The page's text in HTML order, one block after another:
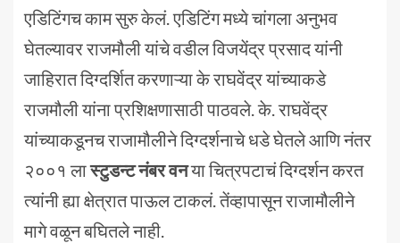
एडिटिंगच काम सुरु केलं. एडिटिंग मध्ये चांगला अनुभव
घेतल्यावर राजमौली यांचे वडील विजयेंद्र प्रसाद यांनी
जाहिरात दिग्दर्शित करणाऱ्या के राघवेंद्र यांच्याकडे
राजमौली यांना प्रशिक्षणासाठी पाठवले. के. राघवेंद्र
यांच्याकडूनच राजामौलीने दिग्दर्शनाचे धडे घेतले आणि नंतर
२००१ लास्टुडन्ट नंबर वनया चित्रपटाचं दिग्दर्शन करत
त्यांनी ह्या क्षेत्रात पाऊल टाकलं. तेंव्हापासून राजामौलीने
मागे वळून बघितले नाही.